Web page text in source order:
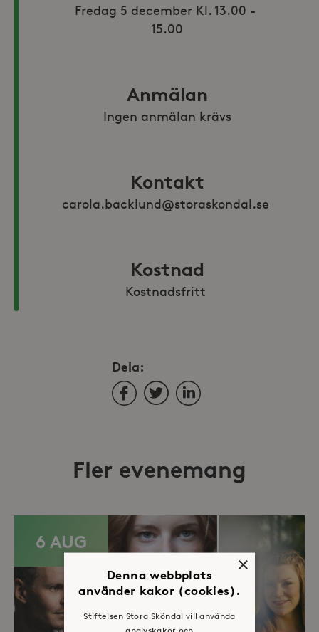
Fredag 5 december Kl. 13.00 -
Anmälan
Ingen anmälan krävs
Kontakt
carola.backlund@storaskondal.se
Kostnad
Kostnadsfritt
Dela:
FacebookTwitterLinkedIn
Fler evenemang
6 AUG
×
Denna webbplats
använder kakor (cookies).
Stiftelsen Stora Sköndal vill använda
analyskakor och